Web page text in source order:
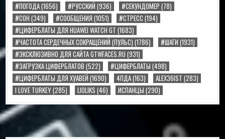
#ПОГОДА(1656) #РУССКИЙ (936) #СЕКУНДОМЕР (78)
#СОН (349) #СООБЩЕНИЯ (1051) #СТРЕСС (194)
#ЦИФЕРБЛАТЫ ДЛЯ HUAWEI WATCH GT (1683)
#ЧАСТОТА СЕРДЕЧНЫХ СОКРАЩЕНИЙ (ПУЛЬС) (1786) #ШАГИ (1931)
#ЭКСКЛЮЗИВНО ДЛЯ САЙТА GTWFACES.RU (931)
#ЗАГРУЗКА ЦИФЕРБЛАТОВ (522) #ЦИФЕРБЛАТЫ (498)
#ЦИФЕРБЛАТЫ ДЛЯ ХУАВЕЙ (1690) 4ПДА(163) ALEX36IST (283)
I LOVE TURKEY(285) LIOLIKS (46) ИСПАНЦЫ (290)